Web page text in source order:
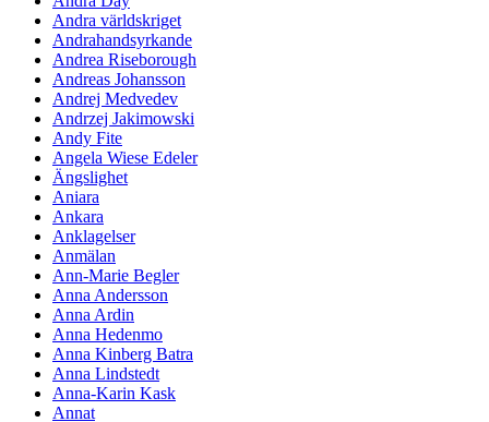
Andra världskriget
Andrahandsyrkande
Andrea Riseborough
Andreas Johansson
Andrej Medvedev
Andrzej Jakimowski
Andy Fite
Angela Wiese Edeler
Ängslighet
Aniara
Ankara
Anklagelser
Anmälan
Ann-Marie Begler
Anna Andersson
Anna Ardin
Anna Hedenmo
Anna Kinberg Batra
Anna Lindstedt
Anna-Karin Kask
Annat